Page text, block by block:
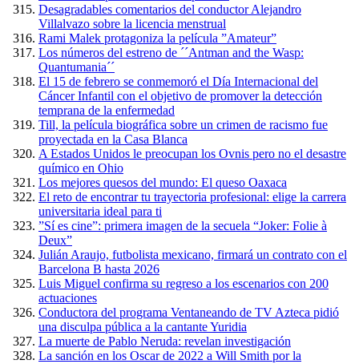
Desagradables comentarios del conductor Alejandro
Villalvazo sobre la licencia menstrual
Rami Malek protagoniza la película ”Amateur”
Los números del estreno de ´´Antman and the Wasp:
Quantumania´´
El 15 de febrero se conmemoró el Día Internacional del
Cáncer Infantil con el objetivo de promover la detección
temprana de la enfermedad
Till, la película biográfica sobre un crimen de racismo fue
proyectada en la Casa Blanca
A Estados Unidos le preocupan los Ovnis pero no el desastre
químico en Ohio
Los mejores quesos del mundo: El queso Oaxaca
El reto de encontrar tu trayectoria profesional: elige la carrera
universitaria ideal para ti
”Sí es cine”: primera imagen de la secuela “Joker: Folie à
Deux”
Julián Araujo, futbolista mexicano, firmará un contrato con el
Barcelona B hasta 2026
Luis Miguel confirma su regreso a los escenarios con 200
actuaciones
Conductora del programa Ventaneando de TV Azteca pidió
una disculpa pública a la cantante Yuridia
La muerte de Pablo Neruda: revelan investigación
La sanción en los Oscar de 2022 a Will Smith por la